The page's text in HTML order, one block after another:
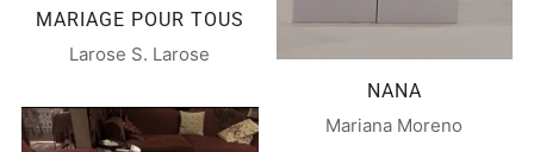
MARIAGE POUR TOUS
Larose S. Larose
NANA
Mariana Moreno